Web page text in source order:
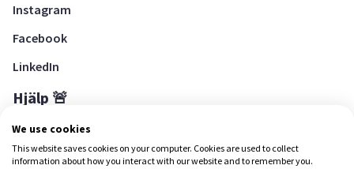
Instagram
Facebook
LinkedIn
Hjälp 🚨
Hjälpcenter
We use cookies
This website saves cookies on your computer. Cookies are used to collect
information about how you interact with our website and to remember you.